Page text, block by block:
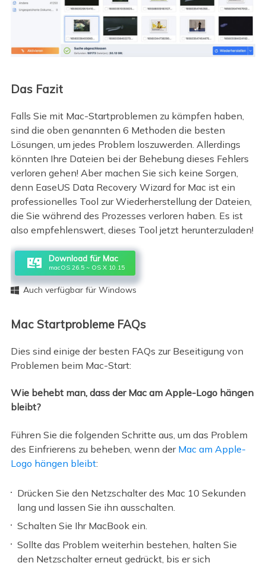
Das Fazit
Falls Sie mit Mac-Startproblemen zu kämpfen haben,
sind die oben genannten 6 Methoden die besten
Lösungen, um jedes Problem loszuwerden. Allerdings
könnten Ihre Dateien bei der Behebung dieses Fehlers
verloren gehen! Aber machen Sie sich keine Sorgen,
denn EaseUS Data Recovery Wizard for Mac ist ein
professionelles Tool zur Wiederherstellung der Dateien,
die Sie während des Prozesses verloren haben. Es ist
also empfehlenswert, dieses Tool jetzt herunterzuladen!
Download für Mac
macOS 26.5 ~ OS X 10.15
 Auch verfügbar für Windows
Mac Startprobleme FAQs
Dies sind einige der besten FAQs zur Beseitigung von
Problemen beim Mac-Start:
Wie behebt man, dass der Mac am Apple-Logo hängen
bleibt?
Führen Sie die folgenden Schritte aus, um das Problem
des Einfrierens zu beheben, wenn der Mac am Apple-
Logo hängen bleibt:
Drücken Sie den Netzschalter des Mac 10 Sekunden
lang und lassen Sie ihn ausschalten.
Schalten Sie Ihr MacBook ein.
Sollte das Problem weiterhin bestehen, halten Sie
den Netzschalter erneut gedrückt, bis er sich